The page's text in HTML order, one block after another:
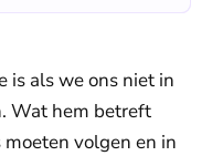
is als we ons niet in
Wat hem betreft
volgen en in